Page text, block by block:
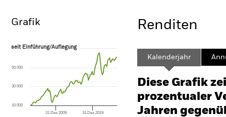
Grafik
seit Einführung/Auflegung
Line chart with 95 data points.
The chart has 1 X axis displaying Time. Range: 2003-01-01 00:00:00 to
The chart has 1 Y axis displaying values. Range: 0 to 600.
seit Einführung/Auflegung
31.Dez.2009 31.Dez.2019
10 000
30 000
50 000
Renditen
Kalenderjahr
Diese Grafik
prozentualer
Jahren